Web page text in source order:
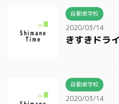
自動車学校
2020/03/14
きすきドラ
自動車学校
2020/03/14